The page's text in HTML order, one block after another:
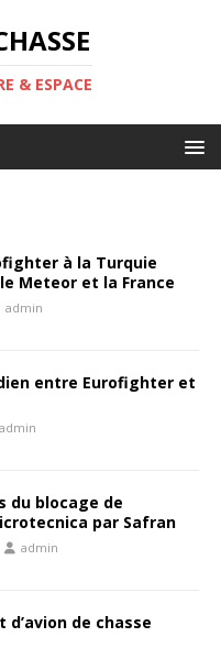
& ESPACE
à la Turquie
Meteor et la France
admin
entre Eurofighter et
admin
du blocage de
par Safran
admin
d’avion de chasse